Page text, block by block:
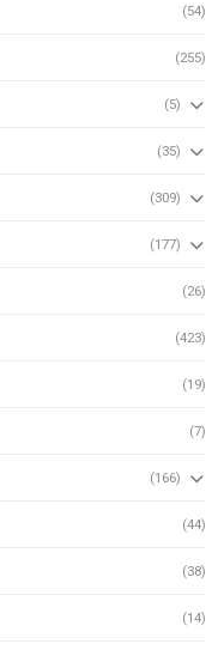
(54)
(255)
(5)
(35)
(309)
(177)
(26)
(423)
(19)
(7)
(166)
(44)
(38)
(14)